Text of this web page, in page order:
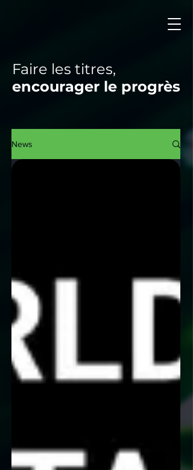
Faire les titres,
encourager le progrès
News